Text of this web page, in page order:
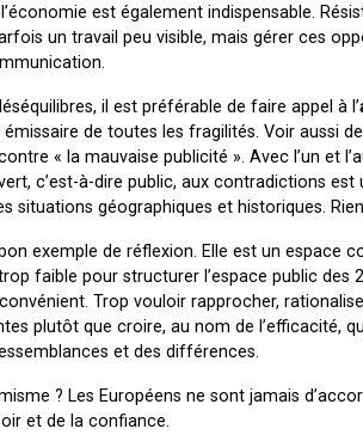
est également indispensable.
un travail peu visible, mais gérer ces
il est préférable de faire appel à l’
de toutes les fragilités. Voir aussi
« la mauvaise publicité ». Avec l’un et
c’est-à-dire public, aux contradictions
situations géographiques et historiques.
exemple de réflexion. Elle est un espace
faible pour structurer l’espace public des
Trop vouloir rapprocher,
plutôt que croire, au nom de l’efficacité,
et des différences.
? Les Européens ne sont jamais
et de la confiance.